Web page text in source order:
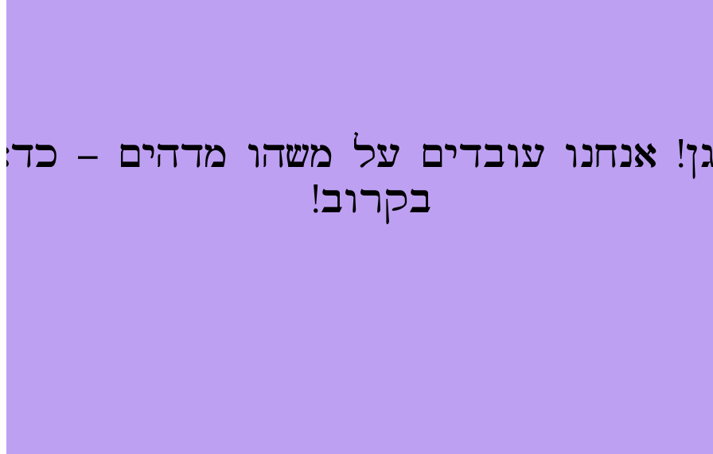
אנחנו עובדים על משהו מדהים –
בקרוב!